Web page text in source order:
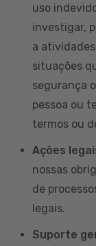
uso
investigar,
a
situações
segurança
pessoa ou
termos ou
Ações
nossas
de
legais.
Suporte